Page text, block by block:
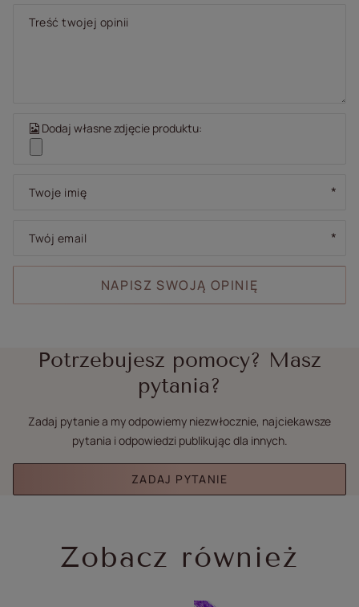
Treść twojej opinii
Dodaj własne zdjęcie produktu:
Twoje imię
Twój email
NAPISZ SWOJĄ OPINIĘ
Potrzebujesz pomocy? Masz
pytania?
Zadaj pytanie a my odpowiemy niezwłocznie, najciekawsze
pytania i odpowiedzi publikując dla innych.
ZADAJ PYTANIE
Zobacz również